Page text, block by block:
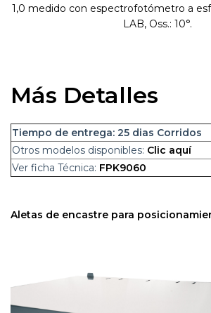
1,0 medido con espectrofotómetro a
LAB, Oss.: 10°.
Más Detalles
Tiempo de entrega: 25 dias Corridos
Otros modelos disponibles: Clic aquí
Ver ficha Técnica: FPK9060
Aletas de encastre para